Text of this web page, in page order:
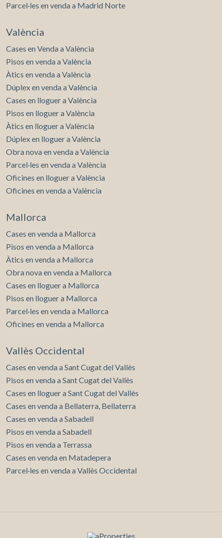
Parcel·les en venda a Madrid Norte
València
Cases en Venda a València
Pisos en venda a València
Àtics en venda a València
Dúplex en venda a València
Cases en lloguer a València
Pisos en lloguer a València
Àtics en lloguer a València
Dúplex en lloguer a València
Obra nova en venda a València
Parcel·les en venda a València
Oficines en lloguer a València
Oficines en venda a València
Mallorca
Cases en venda a Mallorca
Pisos en venda a Mallorca
Àtics en venda a Mallorca
Obra nova en venda a Mallorca
Cases en lloguer a Mallorca
Pisos en lloguer a Mallorca
Parcel·les en venda a Mallorca
Oficines en venda a Mallorca
Vallès Occidental
Cases en venda a Sant Cugat del Vallès
Pisos en venda a Sant Cugat del Vallès
Cases en lloguer a Sant Cugat del Vallès
Cases en venda a Bellaterra, Bellaterra
Cases en venda a Sabadell
Pisos en venda a Sabadell
Pisos en venda a Terrassa
Cases en venda en Matadepera
Parcel·les en venda a Vallès Occidental